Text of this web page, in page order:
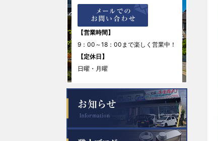
【営業時間】
9：00～18：00まで楽しく営業中！
【定休日】
日曜・月曜